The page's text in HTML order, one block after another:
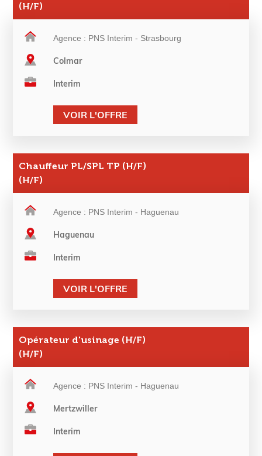
(H/F)
Agence : PNS Interim - Strasbourg
Colmar
Interim
VOIR L'OFFRE
Chauffeur PL/SPL TP (H/F)
(H/F)
Agence : PNS Interim - Haguenau
Haguenau
Interim
VOIR L'OFFRE
Opérateur d'usinage (H/F)
(H/F)
Agence : PNS Interim - Haguenau
Mertzwiller
Interim